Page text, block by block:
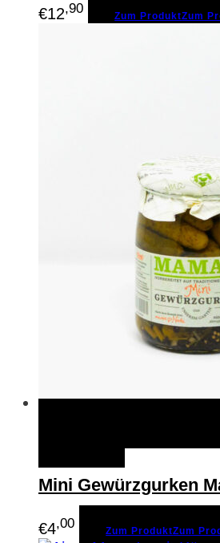
€12,90 Zum ProduktZum
Mini Gewürzgurken
€4,00 Zum ProduktZum